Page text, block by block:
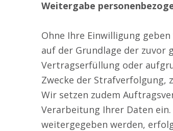
Weitergabe
Ohne Ihre Einwilligung
auf der Grundlage der zuvor
Vertragserfüllung oder
Zwecke der Strafverfolgung,
Wir setzen zudem
Verarbeitung Ihrer Daten
weitergegeben werden,